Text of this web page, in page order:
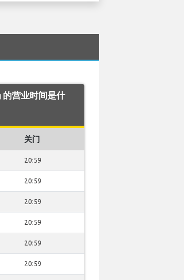
的营业时间是什
关门
20:59
20:59
20:59
20:59
20:59
20:59